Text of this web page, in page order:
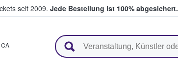
seit 2009. Jede Bestellung ist 100% abgesichert.
& verkaufen
CA